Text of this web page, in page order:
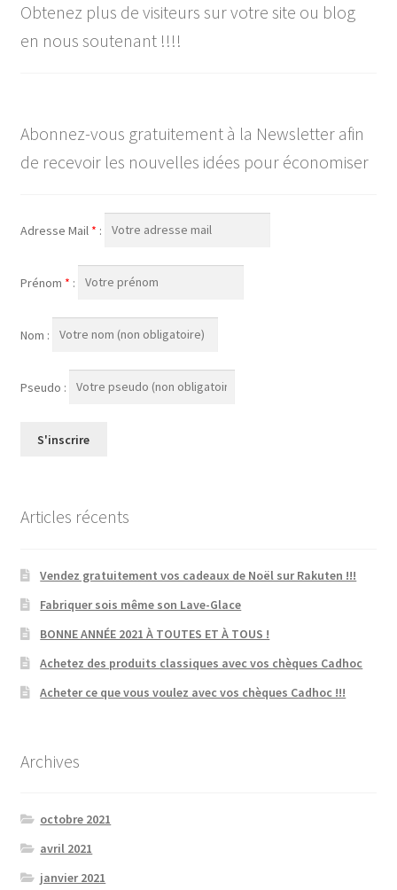
Obtenez plus de visiteurs sur votre site ou blog
en nous soutenant !!!!
Abonnez-vous gratuitement à la Newsletter afin
de recevoir les nouvelles idées pour économiser
Adresse Mail * :
Prénom * :
Nom :
Pseudo :
Articles récents
Vendez gratuitement vos cadeaux de Noël sur Rakuten !!!
Fabriquer sois même son Lave-Glace
BONNE ANNÉE 2021 À TOUTES ET À TOUS !
Achetez des produits classiques avec vos chèques Cadhoc
Acheter ce que vous voulez avec vos chèques Cadhoc !!!
Archives
octobre 2021
avril 2021
janvier 2021